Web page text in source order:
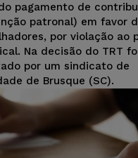
pagamento de
patronal) em favor
por violação ao
Na decisão do TRT
por um sindicato de
de Brusque (SC).